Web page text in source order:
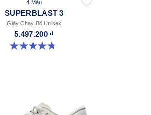
4 Màu
SUPERBLAST 3
Giày Chạy Bộ Unisex
5.497.200 ₫
4.8 trong số 5 sao. 757 đánh giá